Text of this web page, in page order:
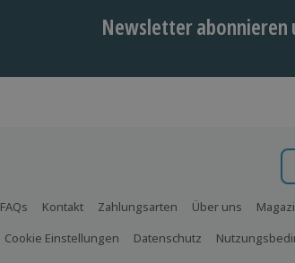
Newsletter abonnieren
FAQs Kontakt Zahlungsarten Über uns
Cookie Einstellungen Datenschutz